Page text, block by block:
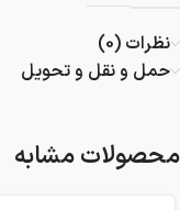
نظرات (0)
حمل و نقل و تحویل
محصولات مشابه